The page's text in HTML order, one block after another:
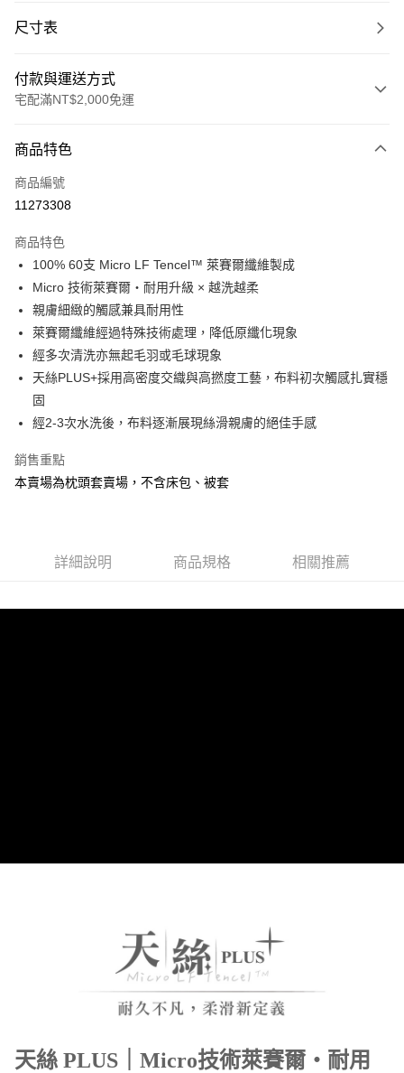
尺寸表
付款與運送方式
宅配滿NT$2,000免運
信用卡一次付款
信用卡分期付款
合作金庫商業銀行
華南商業銀行
彰化商業銀行
上海商業儲蓄銀行
台北富邦商業銀行
國泰世華商業銀行
臺灣中小企業銀行
台中商業銀行
匯豐（台灣）商業銀行
聯邦商業銀行
元大商業銀行
永豐商業銀行
玉山商業銀行
台新國際商業銀行
中國信託商業銀行
6 期 0 利率 每期
華南商業銀行
彰化商業銀行
上海商業儲蓄銀行
國泰世華商業銀行
兆豐國際商業銀行
臺灣中小企業銀行
台中商業銀行
匯豐（台灣）商業銀行
華泰商業銀行
元大商業銀行
玉山商業銀行
星展（台灣）商業銀行
台灣樂天信用卡公司
LINE Pay
Apple Pay
悠遊付
Google Pay
全盈+PAY
每筆NT$150，滿NT$1,399(含以上)免運費
商品特色
商品編號
11273308
商品特色
100% 60支 Micro LF Tencel™ 萊賽爾纖維製成
Micro 技術萊賽爾・耐用升級 × 越洗越柔
親膚細緻的觸感兼具耐用性
萊賽爾纖維經過特殊技術處理，降低原纖化現象
經多次清洗亦無起毛羽或毛球現象
天絲PLUS+採用高密度交織與高撚度工藝，布料初次觸感扎實穩
固
經2-3次水洗後，布料逐漸展現絲滑親膚的絕佳手感
銷售重點
本賣場為枕頭套賣場，不含床包、被套
詳細說明 商品規格 相關推薦
天絲 PLUS｜Micro技術萊賽爾・耐用